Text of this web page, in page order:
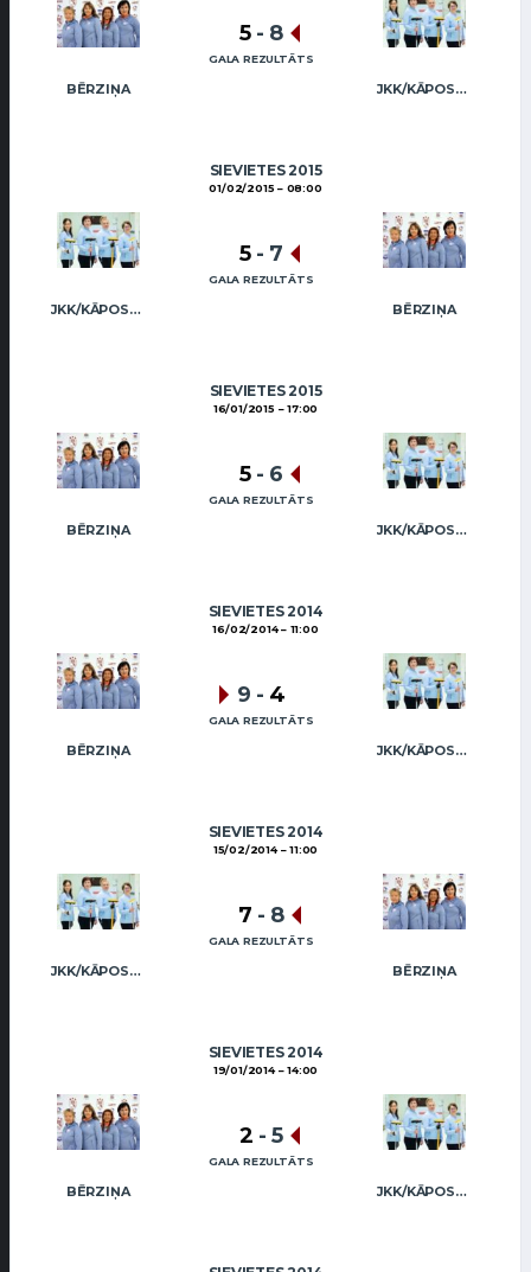
BĒRZIŅA JKK/KĀPOSTIŅA
5 - 8
GALA REZULTĀTS
SIEVIETES 2015
01/02/2015 08:00
JKK/KĀPOSTIŅA BĒRZIŅA
5 - 7
GALA REZULTĀTS
SIEVIETES 2015
16/01/2015 17:00
BĒRZIŅA JKK/KĀPOSTIŅA
5 - 6
GALA REZULTĀTS
SIEVIETES 2014
16/02/2014 11:00
BĒRZIŅA JKK/KĀPOSTIŅA
9 - 4
GALA REZULTĀTS
SIEVIETES 2014
15/02/2014 11:00
JKK/KĀPOSTIŅA BĒRZIŅA
7 - 8
GALA REZULTĀTS
SIEVIETES 2014
19/01/2014 14:00
BĒRZIŅA JKK/KĀPOSTIŅA
2 - 5
GALA REZULTĀTS